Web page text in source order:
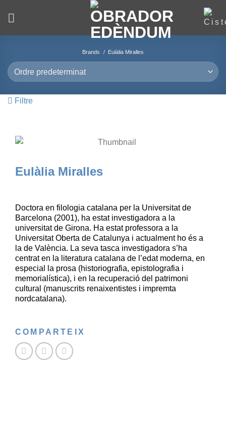
Brands / Eulàlia Miralles
Filtre
Eulàlia Miralles
Doctora en filologia catalana per la Universitat de
Barcelona (2001), ha estat investigadora a la
universitat de Girona. Ha estat professora a la
Universitat Oberta de Catalunya i actualment ho és a
la de València. La seva tasca investigadora s’ha
centrat en la literatura catalana de l’edat moderna, en
especial la prosa (historiografia, epistolografia i
memorialística), i en la recuperació del patrimoni
cultural (manuscrits renaixentistes i impremta
nordcatalana).
COMPARTEIX